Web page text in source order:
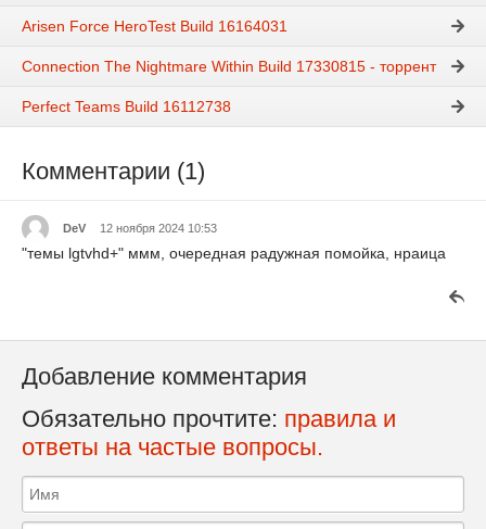
Arisen Force HeroTest Build 16164031
Connection The Nightmare Within Build 17330815 - торрент
Perfect Teams Build 16112738
Комментарии (1)
DeV 12 ноября 2024 10:53
"темы lgtvhd+" ммм, очередная радужная помойка, нраица
Добавление комментария
Обязательно прочтите: правила и
ответы на частые вопросы.